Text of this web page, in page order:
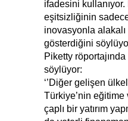
ifadesini
eşitsizliğinin
inovasyonla alakalı
gösterdiğini
Piketty
söylüyor:
‘’Diğer gelişen
Türkiye’nin
çaplı bir yatırım